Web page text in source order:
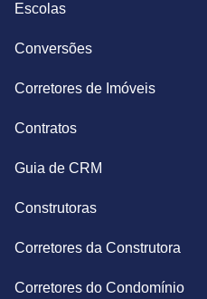
Escolas
Conversões
Corretores de Imóveis
Contratos
Guia de CRM
Construtoras
Corretores da Construtora
Corretores do Condomínio